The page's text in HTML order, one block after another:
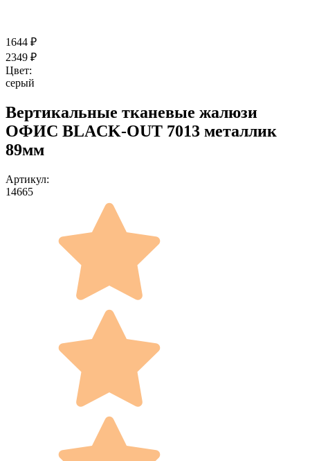
1644 ₽
2349 ₽
Цвет:
серый
Вертикальные тканевые жалюзи
ОФИС BLACK-OUT 7013 металлик
89мм
Артикул:
14665